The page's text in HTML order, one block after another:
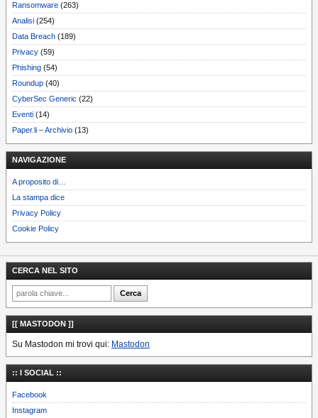
Ransomware (263)
Analisi (254)
Data Breach (189)
Privacy (59)
Phishing (54)
Roundup (40)
CyberSec Generic (22)
Eventi (14)
Paper.li – Archivio (13)
NAVIGAZIONE
A proposito di…
La stampa dice
Privacy Policy
Cookie Policy
CERCA NEL SITO
[[ MASTODON ]]
Su Mastodon mi trovi qui: Mastodon
:: I SOCIAL ::
Facebook
Instagram